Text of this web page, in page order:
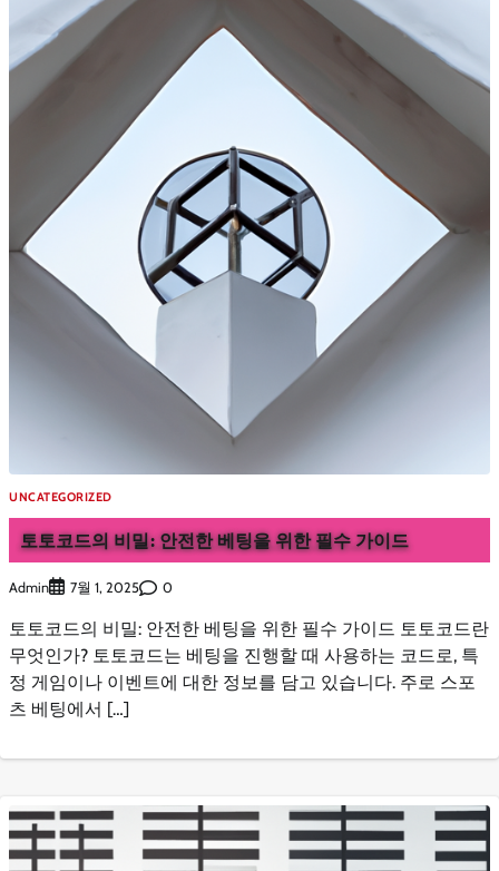
UNCATEGORIZED
토토코드의 비밀: 안전한 베팅을 위한 필수 가이드
Admin 7월 1, 2025 0
토토코드의 비밀: 안전한 베팅을 위한 필수 가이드 토토코드란
무엇인가? 토토코드는 베팅을 진행할 때 사용하는 코드로, 특
정 게임이나 이벤트에 대한 정보를 담고 있습니다. 주로 스포
츠 베팅에서 […]